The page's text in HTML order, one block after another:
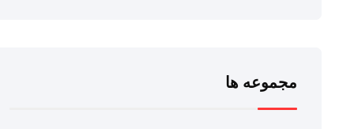
مجموعه ها